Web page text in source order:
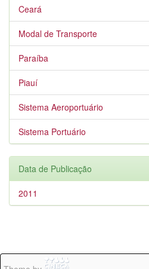
Ceará
Modal de Transporte
Paraíba
Piauí
Sistema Aeroportuário
Sistema Portuário
Data de Publicação
2011